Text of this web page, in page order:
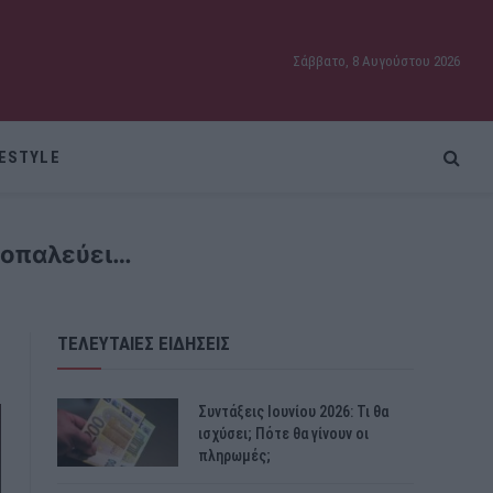
Σάββατο, 8 Αυγούστου 2026
ΤΕΛΕΥΤΑΙΕΣ ΕΙΔΗΣΕΙΣ
Συντάξεις Ιουνίου 2026: Τι θα
ισχύσει; Πότε θα γίνουν οι
πληρωμές;